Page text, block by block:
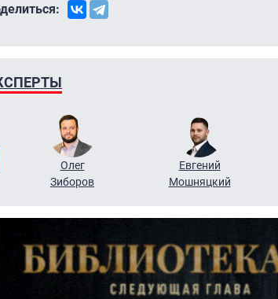
Олег
Зиборов
Евгений
Мошняцкий